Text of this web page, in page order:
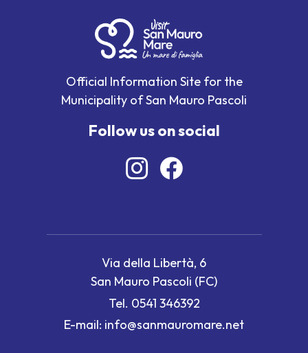
Official Information Site for the
Municipality of San Mauro Pascoli
Follow us on social
Via della Libertà, 6
San Mauro Pascoli (FC)
Tel. 0541 346392
E-mail: info@sanmauromare.net